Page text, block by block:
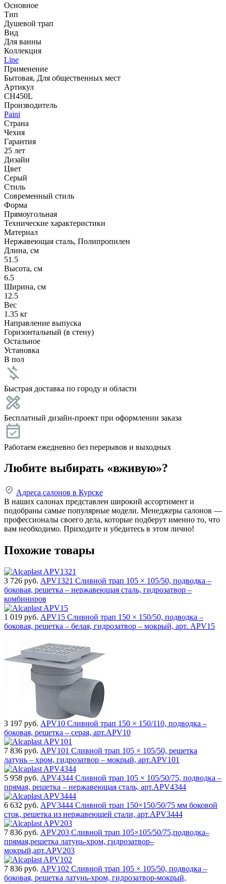
Основное
Тип
Душевой трап
Вид
Для ванны
Коллекция
Line
Применение
Бытовая, Для общественных мест
Артикул
CH450L
Производитель
Paini
Страна
Чехия
Гарантия
25 лет
Дизайн
Цвет
Серый
Стиль
Современный стиль
Форма
Прямоугольная
Технические характеристики
Материал
Нержавеющая сталь, Полипропилен
Длина, см
51.5
Высота, см
6.5
Ширина, см
12.5
Вес
1.35 кг
Направление выпуска
Горизонтальный (в стену)
Остальное
Установка
В пол
Быстрая доставка по городу и области
Бесплатный дизайн-проект при оформлении заказа
Работаем ежедневно без перерывов и выходных
Любите выбирать «вживую»?
Адреса салонов в Курске
В наших салонах представлен широкий ассортимент и
подобраны самые популярные модели. Менеджеры салонов —
профессионалы своего дела, которые подберут именно то, что
вам необходимо. Приходите и убедитесь в этом лично!
Похожие товары
3 726 руб. APV1321 Сливной трап 105 × 105/50, подводка –
боковая, решетка – нержавеющая сталь, гидрозатвор –
комбиниров
1 019 руб. APV15 Сливной трап 150 × 150/50, подводка –
боковая, решетка – белая, гидрозатвор – мокрый, арт. APV15
3 197 руб. APV10 Сливной трап 150 × 150/110, подводка –
боковая, решетка – серая, арт.APV10
7 836 руб. APV101 Сливной трап 105 × 105/50, решетка
латунь – хром, гидрозатвор – мокрый, арт.APV101
5 958 руб. APV4344 Сливной трап 105 × 105/50/75, подводка –
прямая, решетка – нержавеющая сталь, арт.APV4344
6 632 руб. APV3444 Сливной трап 150×150/50/75 мм боковой
сток, решетка из нержавеющей стали, арт.APV3444
7 836 руб. APV203 Сливной трап 105×105/50/75,подводка–
прямая,решетка латунь-хром, гидрозатвор–
мокрый,арт.APV203
7 836 руб. APV102 Сливной трап 105 × 105/50, подводка –
боковая, решетка латунь-хром, гидрозатвор-мокрый,